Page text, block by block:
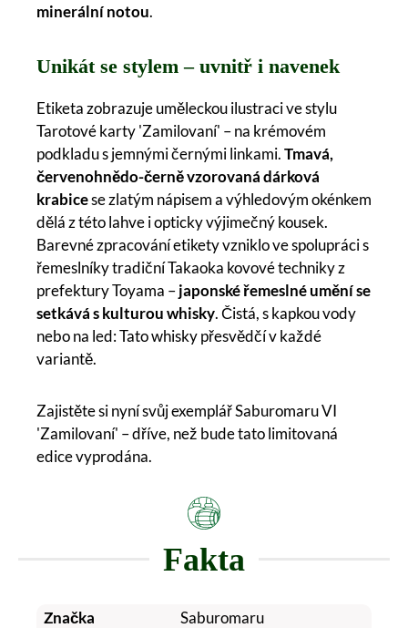
minerální notou.
Unikát se stylem – uvnitř i navenek
Etiketa zobrazuje uměleckou ilustraci ve stylu
Tarotové karty 'Zamilovaní' – na krémovém
podkladu s jemnými černými linkami.Tmavá,
červenohnědo-černě vzorovaná dárková
krabicese zlatým nápisem a výhledovým okénkem
dělá z této lahve i opticky výjimečný kousek.
Barevné zpracování etikety vzniklo ve spolupráci s
řemeslníky tradiční Takaoka kovové techniky z
prefektury Toyama –japonské řemeslné umění se
setkává s kulturou whisky. Čistá, s kapkou vody
nebo na led: Tato whisky přesvědčí v každé
variantě.
Zajistěte si nyní svůj exemplář Saburomaru VI
'Zamilovaní' – dříve, než bude tato limitovaná
edice vyprodána.
Fakta
Značka Saburomaru